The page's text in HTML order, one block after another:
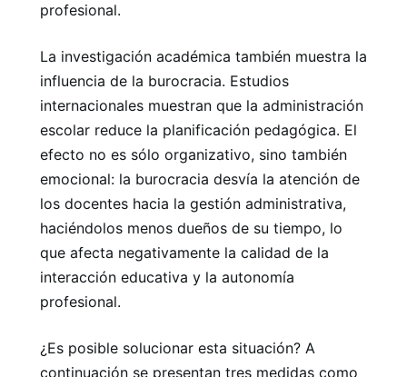
profesional.
La investigación académica también muestra la
influencia de la burocracia. Estudios
internacionales muestran que la administración
escolar reduce la planificación pedagógica. El
efecto no es sólo organizativo, sino también
emocional: la burocracia desvía la atención de
los docentes hacia la gestión administrativa,
haciéndolos menos dueños de su tiempo, lo
que afecta negativamente la calidad de la
interacción educativa y la autonomía
profesional.
¿Es posible solucionar esta situación? A
continuación se presentan tres medidas como